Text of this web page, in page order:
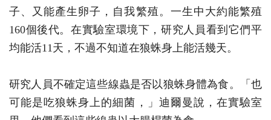
子、又能產生卵子，自我繁殖。一生中大約能繁殖
160個後代。在實驗室環境下，研究人員看到它們平
均能活11天，不過不知道在狼蛛身上能活幾天。
研究人員不確定這些線蟲是否以狼蛛身體為食。「也
可能是吃狼蛛身上的細菌，」迪爾曼說，在實驗室